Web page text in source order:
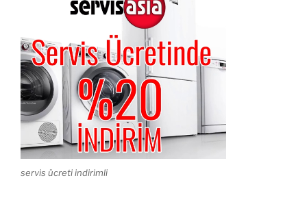
servis ücreti indirimli